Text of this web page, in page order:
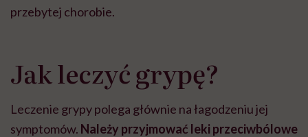
przebytej chorobie.
Jak leczyć grypę?
Leczenie grypy polega głównie na łagodzeniu jej
symptomów. Należy przyjmować leki przeciwbólowe